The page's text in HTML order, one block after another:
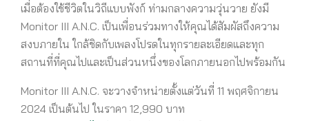
เมื่อต้องใช้ชีวิตในวิถีแบบพังก์ ท่ามกลางความวุ่นวาย ยังมี
Monitor III A.N.C. เป็นเพื่อนร่วมทางให้คุณได้สัมผัสถึงความ
สงบภายใน ใกล้ชิดกับเพลงโปรดในทุกรายละเอียดและทุก
สถานที่ที่คุณไปและเป็นส่วนหนึ่งของโลกภายนอกไปพร้อมกัน
Monitor III A.N.C. จะวางจำหน่ายตั้งแต่วันที่ 11 พฤศจิกายน
2024 เป็นต้นไป ในราคา 12,990 บาท